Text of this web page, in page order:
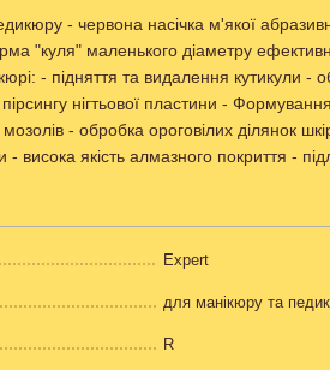
- червона насічка м'якої
"куля" маленького діаметру
- підняття та видалення кутикули -
нігтьової пластини -
- обробка ороговілих ділянок
висока якість алмазного покриття -
Expert
для манікюру та
R